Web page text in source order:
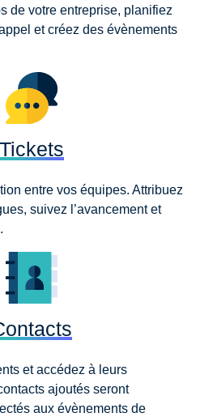
de votre entreprise, planifiez
et créez des évènements
Tickets
entre vos équipes. Attribuez
suivez l’avancement et
et accédez à leurs
ajoutés seront
aux évènements de